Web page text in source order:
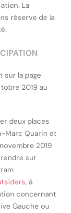
La
réserve de la
sur la page
2019 au
deux places
Marc Quarin et
2019
sur
, à
concernant
Gauche ou